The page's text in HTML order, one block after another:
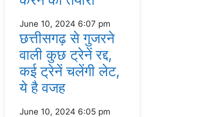
June 10, 2024 6:07 pm
छत्तीसगढ़ से गुजरने
वाली कुछ ट्रेनें रद्द,
कई ट्रेनें चलेंगी लेट,
ये है वजह
June 10, 2024 6:05 pm